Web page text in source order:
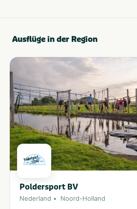
Ausflüge in der Region
Poldersport BV
Nederland Noord-Holland